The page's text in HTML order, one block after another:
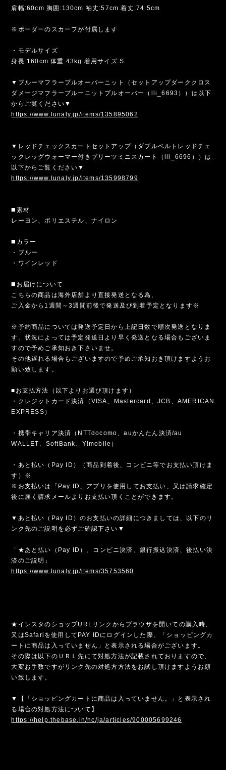
肩幅:60cm 胸囲:130cm 袖丈:57cm 着丈:74.5cm
※ボーダーのスカーフが付属します
・モデルサイズ
身長:160cm 体重:43kg 着用サイズ:S
▼ブルーマフラープルオーバーニット（セットアップダーククロス
ダメージマフラーブルーニットプルオーバー（lli_6693））は以下
からご覧ください▼
https://www.lunaly.jp/items/135895062
▼レッドチェックスカートセットアップ（ダブルベルトレッドチェ
ックレッグウォーマー付きプリーツミニスカート（lli_6696））は
以下からご覧ください▼
https://www.lunaly.jp/items/135998799
◼️素材
レーヨン、ポリエステル、ナイロン
◼️カラー
・ブルー
・ワインレッド
◼️お届けについて
こちらの商品は海外店舗より直接発送となる為、
ご入金から1週間～3週間前後で発送及び到着予定となります※
※予約商品については発送予定日から上記日数で順次発送となりま
す。状況によっては予定発送日より早く発送となる場合もございま
すので予めご承知おき下さいませ。
その他遅れる場合もございますので予めご承知おき頂けますようお
願い致します。
■お支払方法（以下よりお選び頂けます）
・クレジットカード決済（VISA、Mastercard、JCB、AMERICAN
EXPRESS）
・携帯キャリア決済（NTTdocomo、auかんたん決済/au
WALLET、SoftBank、Y!mobile）
・あと払い（Pay ID）（商品到着後、コンビニ等でお支払い頂けま
す）※
※お支払いは「Pay ID」アプリを使用してお支払い、又は請求確定
後に届く請求メールよりお支払い頂くことができます。
▼あと払い（Pay ID）のお支払いの詳細につきましては、以下のリ
ンク先のご説明を必ずご確認下さい▼
「★あと払い（Pay ID）、コンビニ決済、銀行振込決済、後払い決
済のご説明」
https://www.lunaly.jp/items/35753560
★インスタのショップURLリンクからブラウザを開いての購入時、
又はSafariを使用してPAY IDにログインした際、「ショッピングカ
ートに商品は入っていません」と表示される場合がございます。
その際は以下のＵＲＬ先にて対処方法が記載されておりますので、
大変お手数ですがリンク先の対処方方法をお試し頂けますようお願
い致します。
▼【「ショッピングカートに商品は入っていません。」と表示され
る場合の対処方法について】
https://help.thebase.in/hc/ja/articles/900005699246